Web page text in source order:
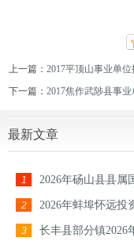
上一篇：2017平顶山事业单
下一篇：2017焦作武陟县事
最新文章
1 2026年砀山县县属
2 2026年蚌埠怀远投
3 长丰县部分镇2026